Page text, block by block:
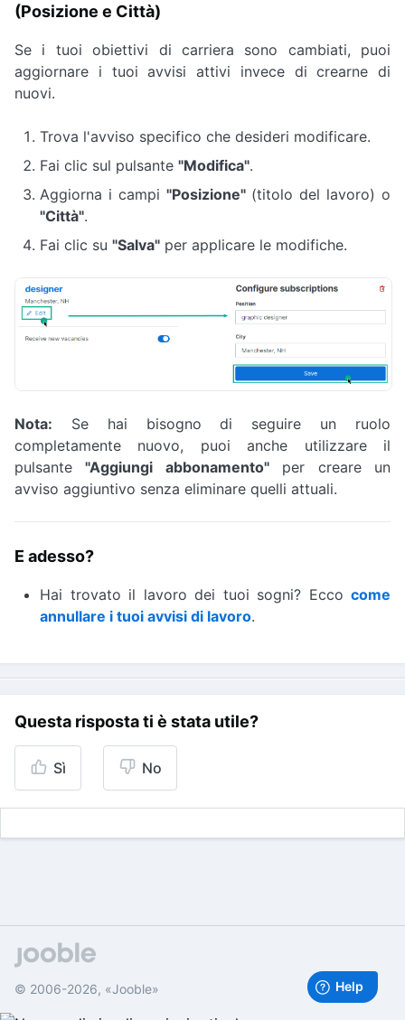
(Posizione e Città)
Se i tuoi obiettivi di carriera sono cambiati, puoi
aggiornare i tuoi avvisi attivi invece di crearne di
nuovi.
Trova l'avviso specifico che desideri modificare.
Fai clic sul pulsante "Modifica".
Aggiorna i campi "Posizione"(titolo del lavoro) o
"Città".
Fai clic su "Salva" per applicare le modifiche.
Nota: Se hai bisogno di seguire un ruolo
completamente nuovo, puoi anche utilizzare il
pulsante"Aggiungi abbonamento"per creare un
avviso aggiuntivo senza eliminare quelli attuali.
E adesso?
Hai trovato il lavoro dei tuoi sogni? Ecco come
annullare i tuoi avvisi di lavoro.
Questa risposta ti è stata utile?
Sì No